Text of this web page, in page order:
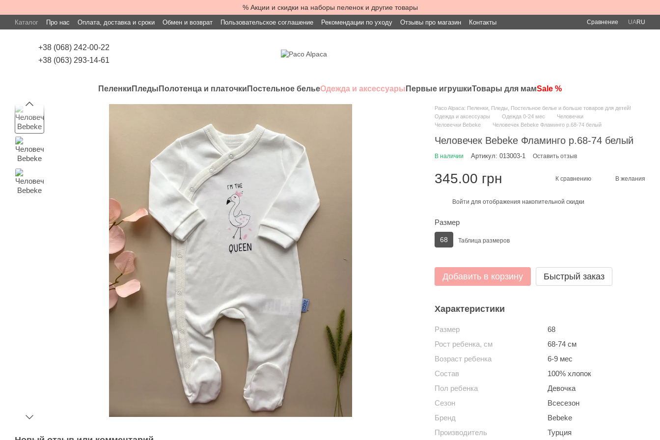
% Акции и скидки на наборы пеленок и другие товары
Каталог Про нас Оплата, доставка и сроки Обмен и возврат Пользовательское соглашение Рекомендации по уходу Отзывы про магазин Контакты Сравнение UARU
+38 (068) 242-00-22
+38 (063) 293-14-61
Пеленки Пледы Полотенца и платочки Постельное бельеОдежда и аксессуары Первые игрушкиТовары для мамSale %
Paco Alpaca: Пеленки, Пледы, Постельное белье и больше товаров для детей!
Одежда и аксессуары
Одежда 0-24 мес
Человечки
Человечки Bebeke
Человечек Bebeke Фламинго р.68-74 белый
Человечек Bebeke Фламинго р.68-74 белый
В наличии Артикул: 013003-1 Оставить отзыв
345.00 грн К сравнению В желания
Войти для отображения накопительной скидки
Размер
68 Таблица размеров
Добавить в корзину Быстрый заказ
Характеристики
Размер
68
Рост ребенка, см
68-74 см
Возраст ребенка
6-9 мес
Состав
100% хлопок
Пол ребенка
Девочка
Сезон
Всесезон
Бренд
Bebeke
Производитель
Турция